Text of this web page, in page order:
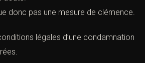
donc pas une mesure de
légales d’une